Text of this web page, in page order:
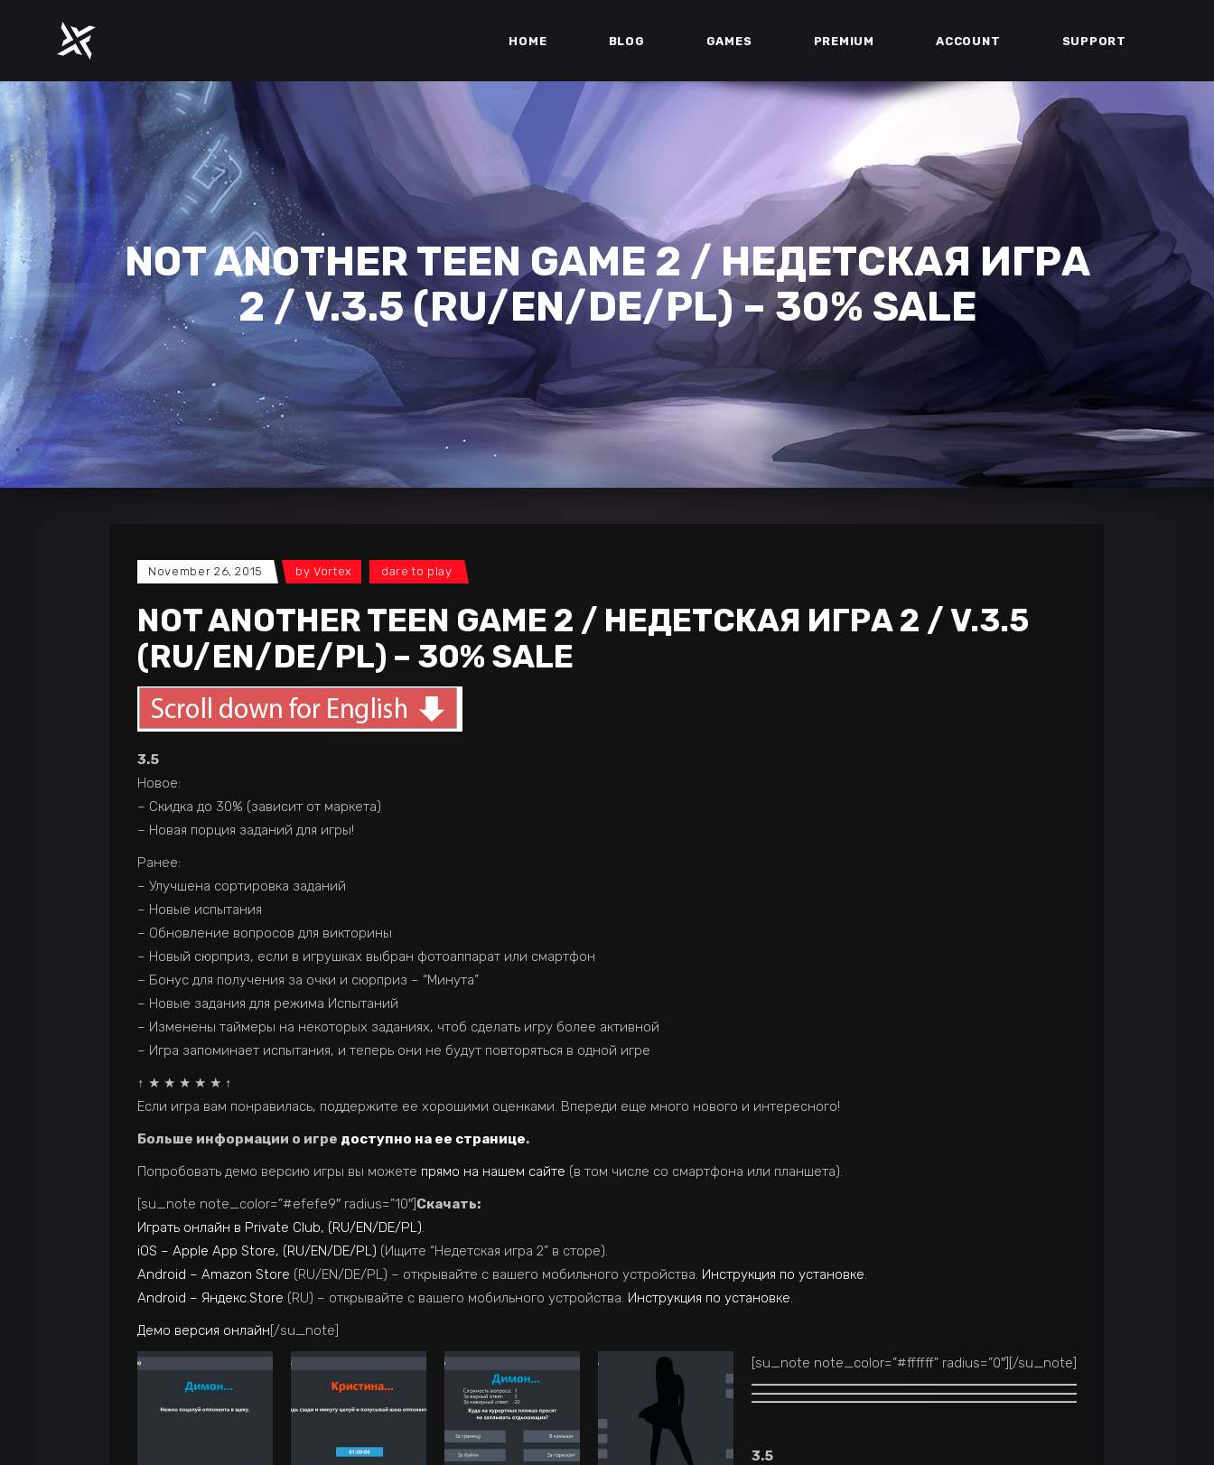
HOME BLOG GAMES PREMIUM ACCOUNT SUPPORT
NOT ANOTHER TEEN GAME 2 / НЕДЕТСКАЯ ИГРА
2 / V.3.5 (RU/EN/DE/PL) – 30% SALE
November 26, 2015 byVortex dare to play
NOT ANOTHER TEEN GAME 2 / НЕДЕТСКАЯ ИГРА 2 / V.3.5
(RU/EN/DE/PL) – 30% SALE
3.5
Новое:
– Скидка до 30% (зависит от маркета)
– Новая порция заданий для игры!
Ранее:
– Улучшена сортировка заданий
– Новые испытания
– Обновление вопросов для викторины
– Новый сюрприз, если в игрушках выбран фотоаппарат или смартфон
– Бонус для получения за очки и сюрприз – “Минута”
– Новые задания для режима Испытаний
– Изменены таймеры на некоторых заданиях, чтоб сделать игру более активной
– Игра запоминает испытания, и теперь они не будут повторяться в одной игре
↑ ★ ★ ★ ★ ★ ↑
Если игра вам понравилась, поддержите ее хорошими оценками. Впереди еще много нового и интересного!
Больше информации о игре доступно на ее странице.
Попробовать демо версию игры вы можете прямо на нашем сайте (в том числе со смартфона или планшета).
[su_note note_color=”#efefe9″ radius=”10″]Скачать:
Играть онлайн в Private Club, (RU/EN/DE/PL).
iOS – Apple App Store, (RU/EN/DE/PL) (Ищите “Недетская игра 2” в сторе).
Android – Amazon Store (RU/EN/DE/PL) – открывайте с вашего мобильного устройства. Инструкция по установке.
Android – Яндекс.Store (RU) – открывайте с вашего мобильного устройства. Инструкция по установке.
Демо версия онлайн[/su_note]
[su_note note_color=”#ffffff” radius=”0″] [/su_note]
3.5